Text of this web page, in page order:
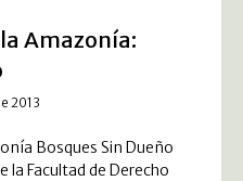
Amazonía:
2013
Bosques Sin Dueño
la Facultad de Derecho